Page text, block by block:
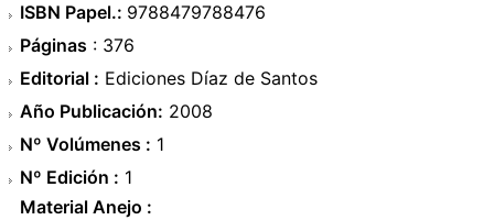
ISBN Papel.: 9788479788476
Páginas : 376
Editorial : Ediciones Díaz de Santos
Año Publicación: 2008
Nº Volúmenes : 1
Nº Edición : 1
Material Anejo :